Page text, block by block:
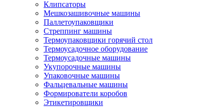
Клипсаторы
Мешкозашивочные машины
Паллетоупаковщики
Стреппинг машины
Термоупаковщики горячий стол
Термоусадочное оборудование
Термоусадочные машины
Укупорочные машины
Упаковочные машины
Фальцевальные машины
Формирователи коробов
Этикетировщики